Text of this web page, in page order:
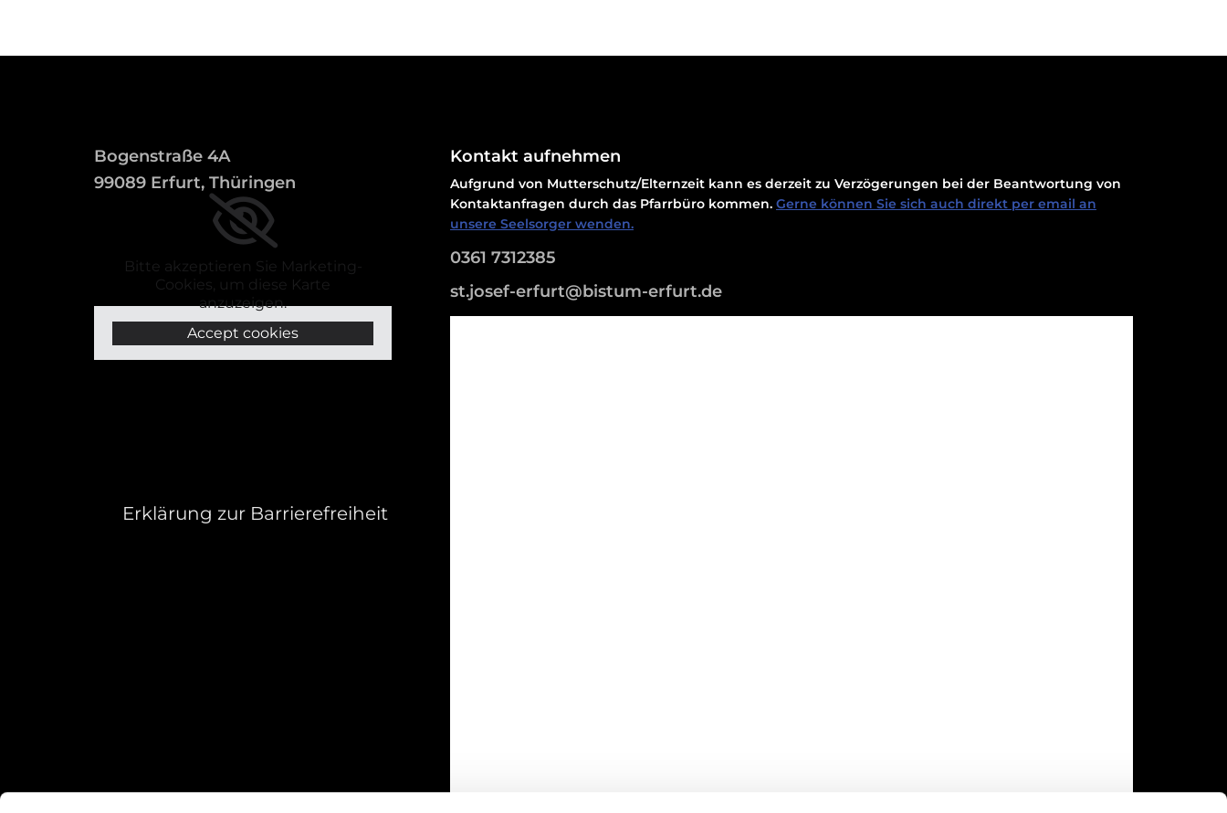
Bogenstraße 4A
99089 Erfurt, Thüringen
Bitte akzeptieren Sie Marketing-
Cookies, um diese Karte
anzuzeigen.
Accept cookies
Erklärung zur Barrierefreiheit
Kontakt aufnehmen
Aufgrund von Mutterschutz/Elternzeit kann es derzeit zu Verzögerungen bei der Beantwortung von
Kontaktanfragen durch das Pfarrbüro kommen. Gerne können Sie sich auch direkt per email an
unsere Seelsorger wenden.
0361 7312385
st.josef-erfurt@bistum-erfurt.de